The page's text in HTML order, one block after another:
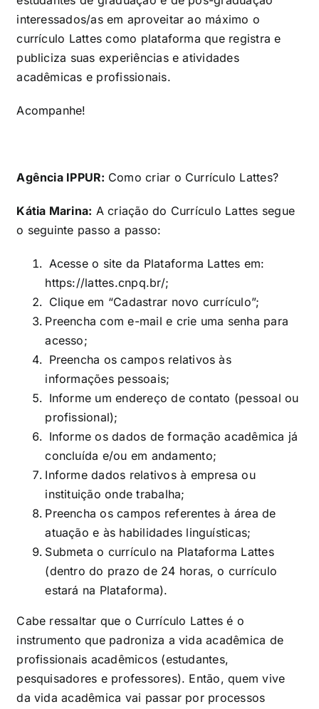
interessados/as em aproveitar ao máximo o
currículo Lattes como plataforma que registra e
publiciza suas experiências e atividades
acadêmicas e profissionais.
Acompanhe!
Agência IPPUR: Como criar o Currículo Lattes?
Kátia Marina: A criação do Currículo Lattes segue
o seguinte passo a passo:
Acesse o site da Plataforma Lattes em:
https://lattes.cnpq.br/;
Clique em “Cadastrar novo currículo”;
Preencha com e-mail e crie uma senha para
acesso;
Preencha os campos relativos às
informações pessoais;
Informe um endereço de contato (pessoal ou
profissional);
Informe os dados de formação acadêmica já
concluída e/ou em andamento;
Informe dados relativos à empresa ou
instituição onde trabalha;
Preencha os campos referentes à área de
atuação e às habilidades linguísticas;
Submeta o currículo na Plataforma Lattes
(dentro do prazo de 24 horas, o currículo
estará na Plataforma).
Cabe ressaltar que o Currículo Lattes é o
instrumento que padroniza a vida acadêmica de
profissionais acadêmicos (estudantes,
pesquisadores e professores). Então, quem vive
da vida acadêmica vai passar por processos